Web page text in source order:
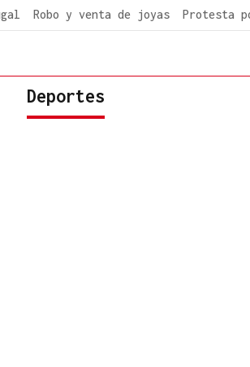
Robo y venta de joyas Protesta
Deportes